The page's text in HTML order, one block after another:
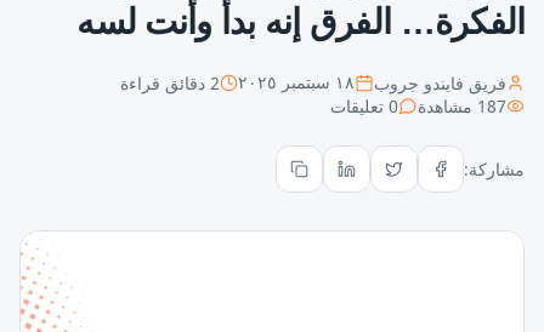
الفكرة… الفرق إنه بدأ وأنت لسه
فريق فايندو جروب ١٨ سبتمبر ٢٠٢٥ 2 دقائق قراءة
187 مشاهدة 0تعليقات
مشاركة: